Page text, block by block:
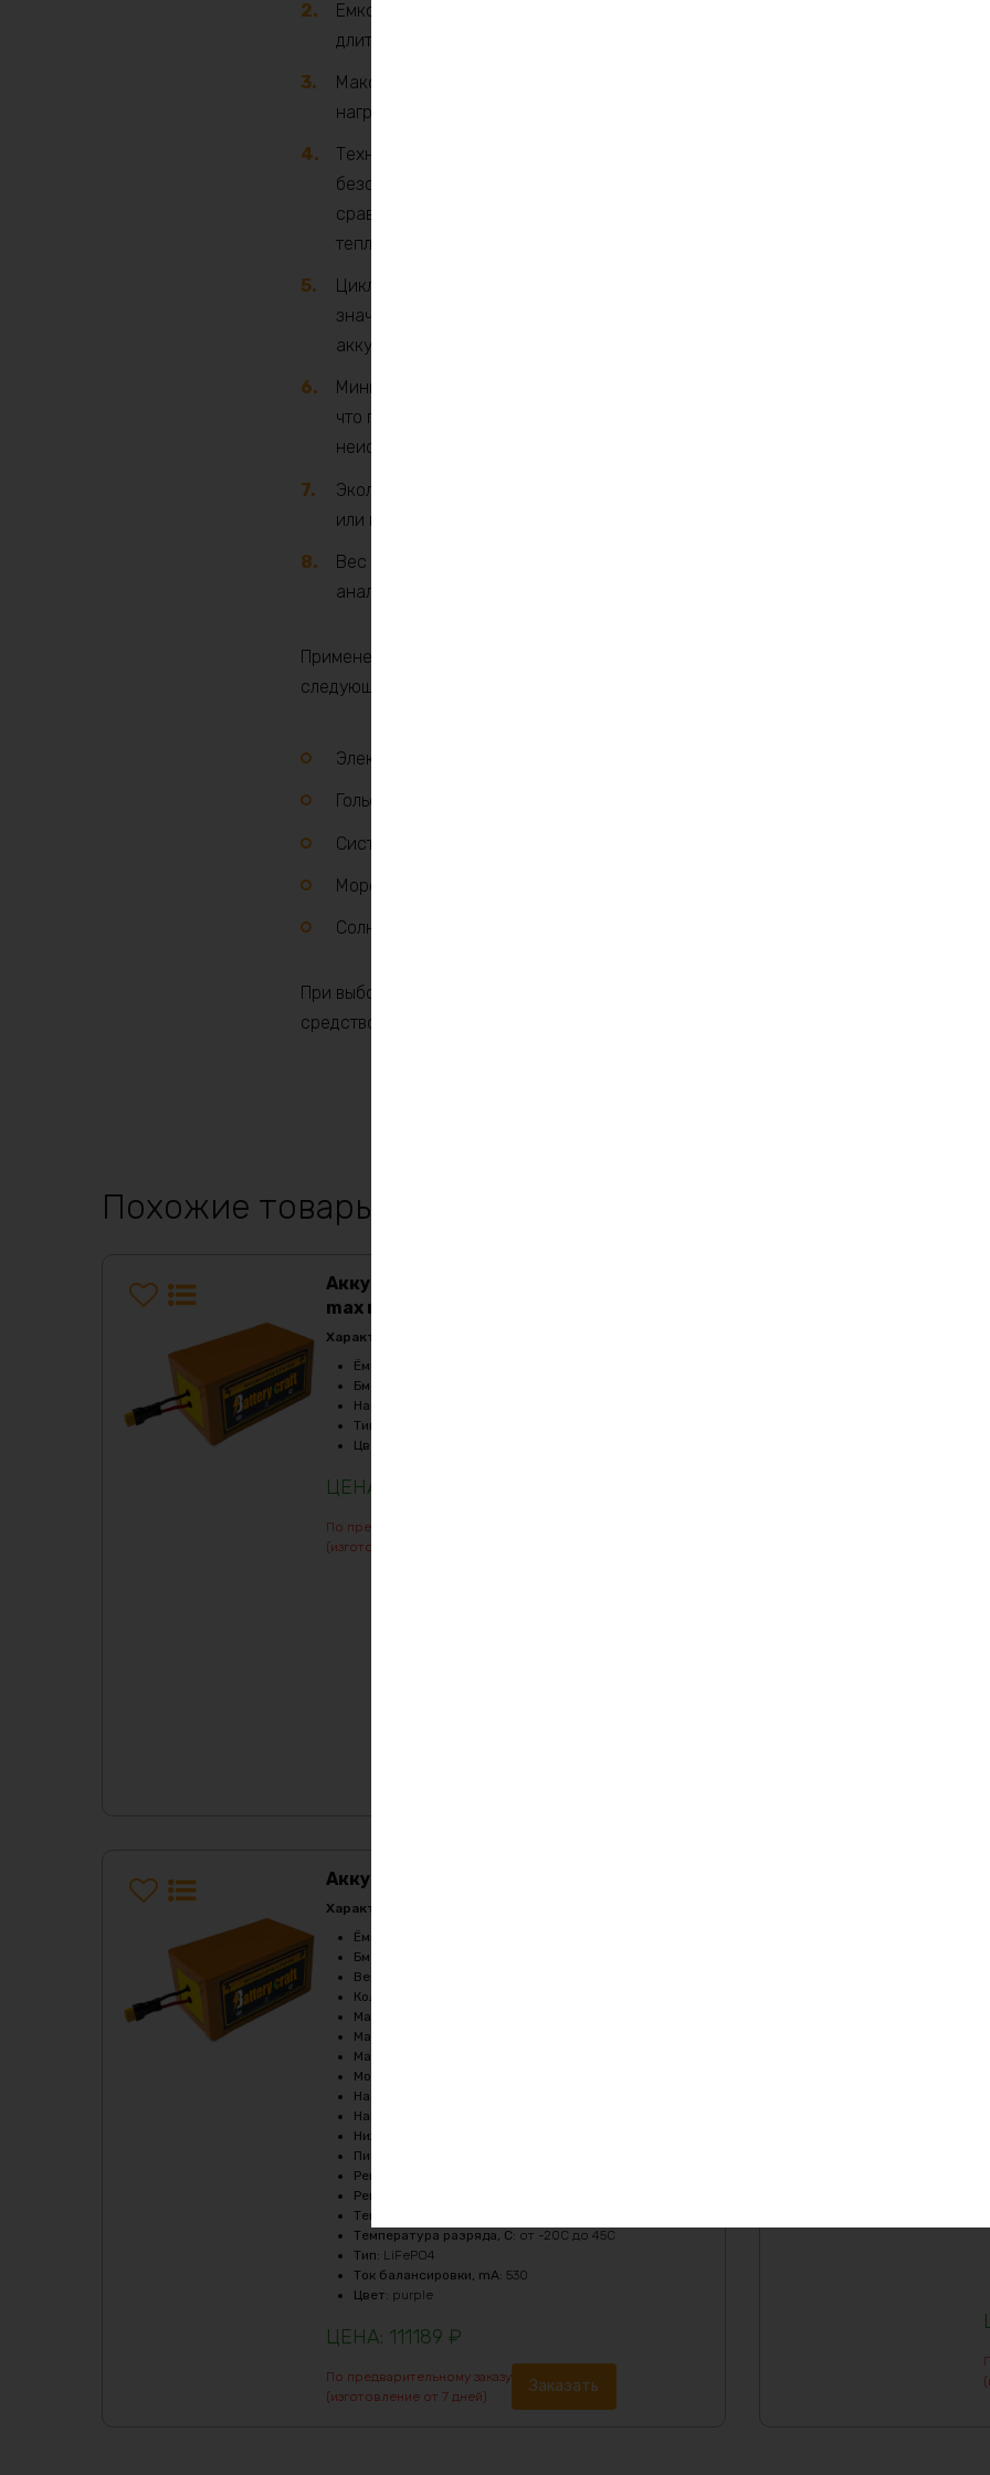
Емкость аккумулятора: 36 ампер-часов, что обеспечивает значительный запас
длительной работы без необходимости частой подзарядки.
Максимальная мощность: 1080 ватт, что позволяет аккумулятору справляться с
нагрузками и питать мощные электродвигатели.
Технология LiFePO4: Литий-железо-фосфатные аккумуляторы известны своей
безопасностью, долговечностью и стабильностью. Они имеют более
сравнению с традиционными литий-ионными аккумуляторами и менее
теплового разгона.
Цикл жизни: LiFePO4 аккумуляторы могут выдерживать тысячи циклов зарядки и
значительно продлевает их эксплуатационный срок по сравнению с другими
аккумуляторов.
Минимальный саморазряд: Эти аккумуляторы демонстрируют очень низкий
что позволяет им сохранять заряд в течение длительного времени при хранении
неиспользовании.
Экологичность: LiFePO4 аккумуляторы не содержат вредных тяжелых металлов,
или кадмий, что делает их более экологически безопасными.
Вес и размер: Аккумуляторы данного типа обычно легче и компактнее
аналогов при сопоставимой емкости, что упрощает их установку и
Применение аккумулятора LiFePO4 36V 36Ah 1080W Max включает в себя, но не
следующим:
Электрические велосипеды и скутеры
Гольф-кары и другие электрические транспортные средства
Системы резервного питания и источники бесперебойного питания (ИБП)
Морские и кемпинговые приложения
Солнечные энергетические системы и системы хранения энергии
При выборе аккумулятора LiFePO4 важно учитывать совместимость с вашим
средством, а также требования к мощности и емкости.
Похожие товары
Аккумулятор LiFePO4 36v50ah 1080w
max металл
Характеристики:
Ёмкость
Бмс плата -ток потребителя, A
Напряжение, V
Тип
Цвет
По предварительному заказу
(изготовление от 7 дней)
Аккумулятор LiFePO4 36v90ah 540w max
Характеристики:
Ёмкость
Бмс плата -ток потребителя, A
Верхний порог напряжения, V
Кол-во циклов
Максимальный продолжительный ток заряда, A
Максимальный продолжительный ток разряда, A
Масса
Мощность, Вт
Напряжение, V
Напряжение заряда, V
Нижний порог напряжения, V
Пиковый ток (1сек), A
Рекомендуемый продолжительный ток заряда, A
Рекомендуемый продолжительный ток разряда, A
Температура заряда, C
Температура разряда, C: от -20C до 45C
Тип: LiFePO4
Ток балансировки, mA: 530
Цвет: purple
111189 ₽
По предварительному заказу
(изготовление от 7 дней)
Заказать